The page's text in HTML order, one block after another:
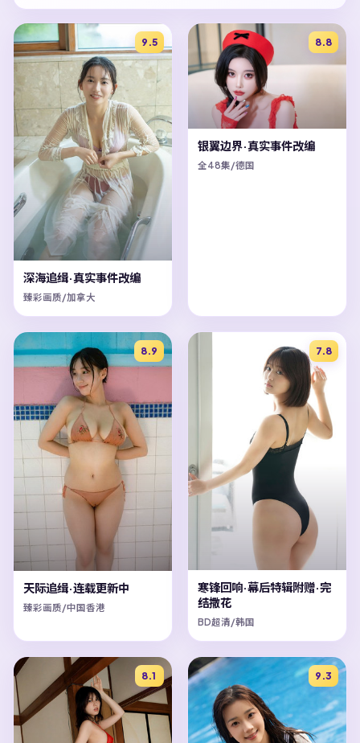
9.5
深海追缉·真实事件改编
臻彩画质/加拿大
8.8
银翼边界·真实事件改编
全48集/德国
8.9
天际追缉·连载更新中
臻彩画质/中国香港
7.8
寒锋回响·幕后特辑附赠·完
结撒花
BD超清/韩国
8.1 9.3